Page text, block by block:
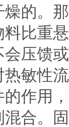
的。
比重
压馈
敏性
作用
合。